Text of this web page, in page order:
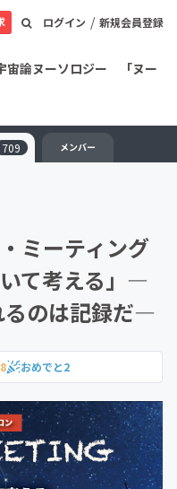
ログイン / 新規会員登録
宙論ヌーソロジー 「ヌー
709 メンバー
ミーティング
て考える」—
るのは記録だ—
8 おめでと2